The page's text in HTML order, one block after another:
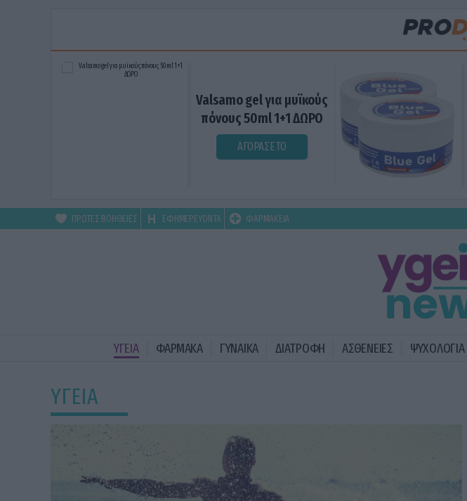
Valsamo gel για μυϊκούς
πόνους 50ml 1+1 ΔΩΡΟ
ΑΓΟΡΑΣΕ ΤΟ
ΠΡΩΤΕΣ ΒΟΗΘΕΙΕΣ ΕΦΗΜΕΡΕΥΟΝΤΑ ΦΑΡΜΑΚΕΙΑ
ΥΓΕΙΑ ΦΑΡΜΑΚΑ ΓΥΝΑΙΚΑ ΔΙΑΤΡΟΦΗ ΑΣΘΕΝΕΙΕΣ ΨΥΧΟΛΟΓΙΑ
ΥΓΕΙΑ